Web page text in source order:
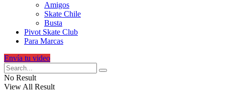
Amigos
Skate Chile
Busta
Pivot Skate Club
Para Marcas
Envía tu video
No Result
View All Result